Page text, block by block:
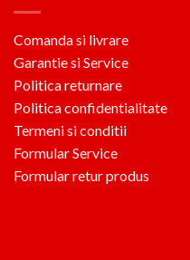
Comanda si livrare
Garantie si Service
Politica returnare
Politica confidentialitate
Termeni si conditii
Formular Service
Formular retur produs